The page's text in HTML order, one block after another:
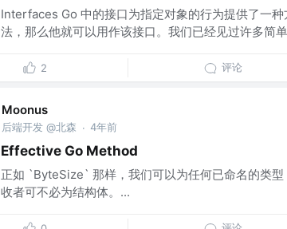
Interfaces Go 中的接口为指定对象的行为提供了一
法，那么他就可以用作该接口。我们已经见过许多简
2 评论
Moonus
后端开发 @北森 · 4年前
Effective Go Method
正如 `ByteSize` 那样，我们可以为任何已命名的类
收者可不必为结构体。...